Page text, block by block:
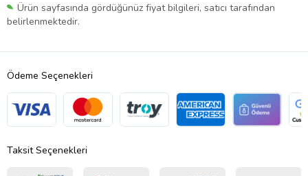
Ürün sayfasında gördüğünüz fiyat bilgileri, satıcı tarafından
belirlenmektedir.
Ödeme Seçenekleri
Taksit Seçenekleri